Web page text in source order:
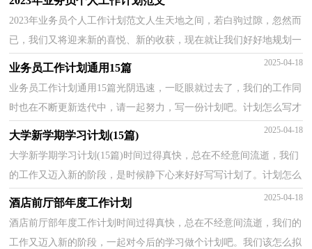
2023年业务员个人工作计划范文人生天地之间，若白驹过隙，忽然而
已，我们又将迎来新的喜悦、新的收获，现在就让我们好好地规划一
下吧。计划到底怎么拟定才合适呢？下面是小编精心整理...
业务员工作计划通用15篇 2025-04-18
业务员工作计划通用15篇光阴迅速，一眨眼就过去了，我们的工作同
时也在不断更新迭代中，请一起努力，写一份计划吧。计划怎么写才
不会流于形式呢？以下是小编整理的业务员工作计划，仅供...
大学新学期学习计划(15篇) 2025-04-18
大学新学期学习计划(15篇)时间过得真快，总在不经意间流逝，我们
的工作又迈入新的阶段，是时候静下心来好好写写计划了。计划怎么
写才不会流于形式呢？以下是小编收集整理的大学新学...
酒店前厅部年度工作计划 2025-04-18
酒店前厅部年度工作计划时间过得真快，总在不经意间流逝，我们的
工作又迈入新的阶段，一起对今后的学习做个计划吧。我们该怎么拟